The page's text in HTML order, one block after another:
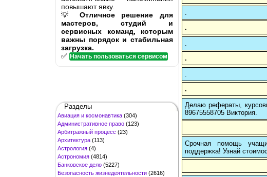
повышают явку.
💡 Отличное решение для
мастеров, студий и
сервисных команд, которым
важны порядок и стабильная
загрузка.
✅ Начать пользоваться сервисом
Разделы
Авиация и космонавтика (304)
Административное право (123)
Арбитражный процесс (23)
Архитектура (113)
Астрология (4)
Астрономия (4814)
Банковское дело (5227)
Безопасность жизнедеятельности (2616)
.
.
.
.
.
.
Делаю рефераты,
89675558705 Виктория.
Срочная помощь
поддержка! Узнай